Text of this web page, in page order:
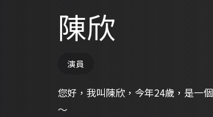
陳欣
演員
您好，我叫陳欣，今年24歲，是一
～